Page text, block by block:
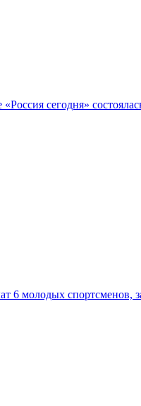
сегодня»
6 молодых